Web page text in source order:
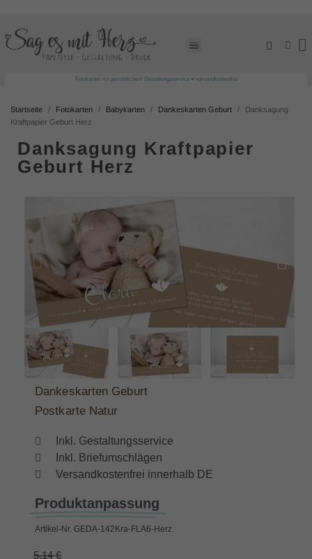
Fotokarten mit persönlichem Gestaltungsservice ♥ versandkostenfrei
Startseite Fotokarten Babykarten Dankeskarten Geburt
Danksagung
Kraftpapier Geburt Herz
Danksagung Kraftpapier
Geburt Herz
Dankeskarten Geburt
Postkarte Natur
Inkl. Gestaltungsservice
Inkl. Briefumschlägen
Versandkostenfrei innerhalb DE
Produktanpassung
Artikel-Nr. GEDA-142Kra-FLA6-Herz
5,14 €